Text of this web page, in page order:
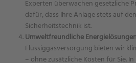
Experten überwachen gesetzliche
dafür, dass Ihre Anlage stets auf
Sicherheitstechnik ist.
Umweltfreundliche
Flüssiggasversorgung bieten wir
– ohne zusätzliche Kosten für Sie.